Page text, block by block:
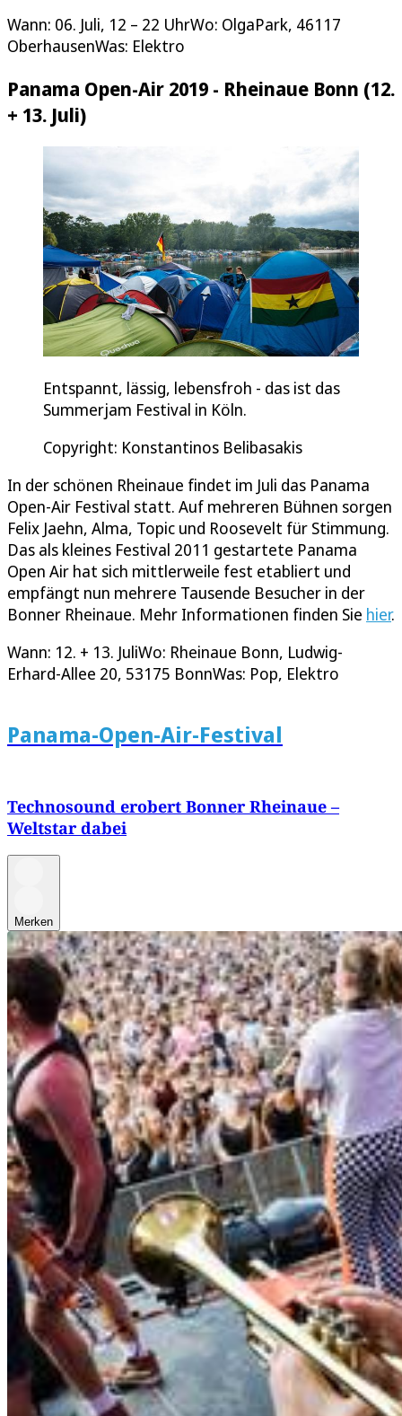
Wann: 06. Juli, 12 – 22 UhrWo: OlgaPark, 46117
OberhausenWas: Elektro
Panama Open-Air 2019 - Rheinaue Bonn (12.
+ 13. Juli)
Entspannt, lässig, lebensfroh - das ist das
Summerjam Festival in Köln.
Copyright: Konstantinos Belibasakis
In der schönen Rheinaue findet im Juli das Panama
Open-Air Festival statt. Auf mehreren Bühnen sorgen
Felix Jaehn, Alma, Topic und Roosevelt für Stimmung.
Das als kleines Festival 2011 gestartete Panama
Open Air hat sich mittlerweile fest etabliert und
empfängt nun mehrere Tausende Besucher in der
Bonner Rheinaue. Mehr Informationen finden Sie hier.
Wann: 12. + 13. JuliWo: Rheinaue Bonn, Ludwig-
Erhard-Allee 20, 53175 BonnWas: Pop, Elektro
Panama-Open-Air-Festival
Technosound erobert Bonner Rheinaue –
Weltstar dabei
Merken